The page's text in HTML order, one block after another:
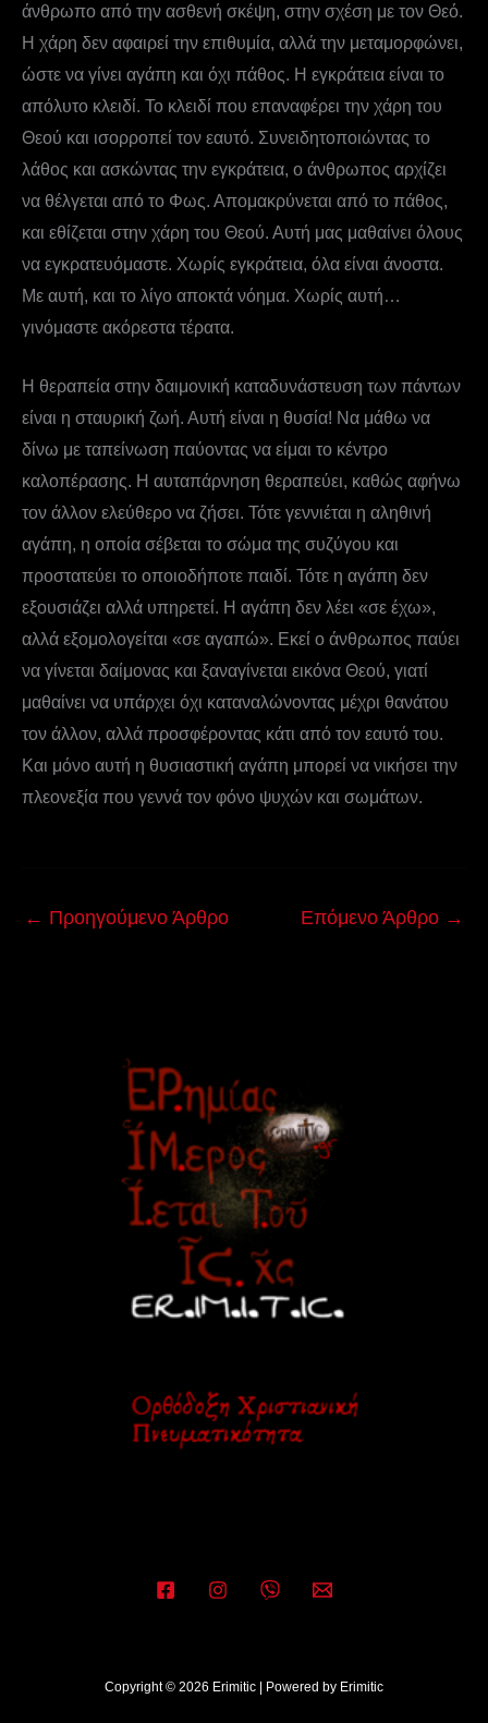
άνθρωπο από την ασθενή σκέψη, στην σχέση με τον Θεό.
Η χάρη δεν αφαιρεί την επιθυμία, αλλά την μεταμορφώνει,
ώστε να γίνει αγάπη και όχι πάθος. Η εγκράτεια είναι το
απόλυτο κλειδί. Το κλειδί που επαναφέρει την χάρη του
Θεού και ισορροπεί τον εαυτό. Συνειδητοποιώντας το
λάθος και ασκώντας την εγκράτεια, ο άνθρωπος αρχίζει
να θέλγεται από το Φως. Απομακρύνεται από το πάθος,
και εθίζεται στην χάρη του Θεού. Αυτή μας μαθαίνει όλους
να εγκρατευόμαστε. Χωρίς εγκράτεια, όλα είναι άνοστα.
Με αυτή, και το λίγο αποκτά νόημα. Χωρίς αυτή…
γινόμαστε ακόρεστα τέρατα.
Η θεραπεία στην δαιμονική καταδυνάστευση των πάντων
είναι η σταυρική ζωή. Αυτή είναι η θυσία! Να μάθω να
δίνω με ταπείνωση παύοντας να είμαι το κέντρο
καλοπέρασης. Η αυταπάρνηση θεραπεύει, καθώς αφήνω
τον άλλον ελεύθερο να ζήσει. Τότε γεννιέται η αληθινή
αγάπη, η οποία σέβεται το σώμα της συζύγου και
προστατεύει το οποιοδήποτε παιδί. Τότε η αγάπη δεν
εξουσιάζει αλλά υπηρετεί. Η αγάπη δεν λέει «σε έχω»,
αλλά εξομολογείται «σε αγαπώ». Εκεί ο άνθρωπος παύει
να γίνεται δαίμονας και ξαναγίνεται εικόνα Θεού, γιατί
μαθαίνει να υπάρχει όχι καταναλώνοντας μέχρι θανάτου
τον άλλον, αλλά προσφέροντας κάτι από τον εαυτό του.
Και μόνο αυτή η θυσιαστική αγάπη μπορεί να νικήσει την
πλεονεξία που γεννά τον φόνο ψυχών και σωμάτων.
← Προηγούμενο Άρθρο Επόμενο Άρθρο →
Copyright © 2026 Erimitic | Powered by Erimitic